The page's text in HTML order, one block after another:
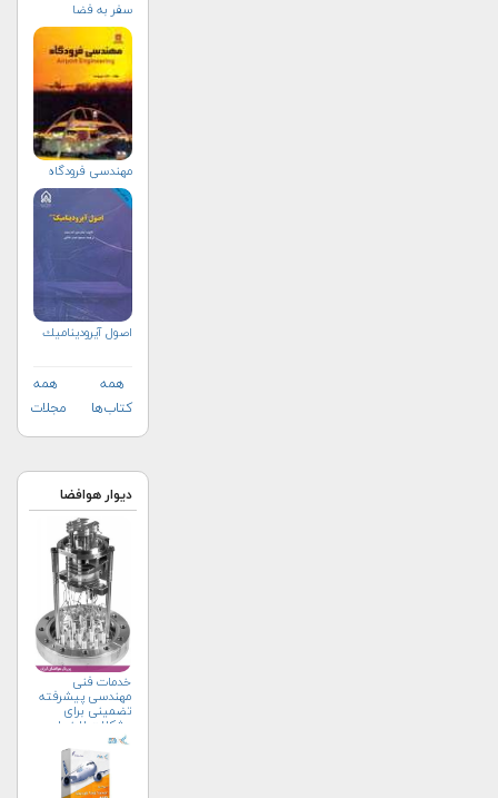
سفر به فضا
مهندسي فرودگاه
اصول آيروديناميك
همه
کتاب‌ها
همه
مجلات
دیوار هوافضا
خدمات فنی
مهندسی پیشرفته
تضمینی برای
مشکلات لاینحل